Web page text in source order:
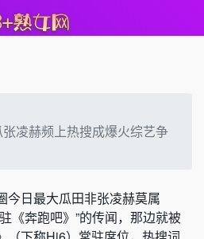
凌赫频上热搜成爆火综艺争
今日最大瓜田非张凌赫莫属
奔跑吧》”的传闻，那边就被